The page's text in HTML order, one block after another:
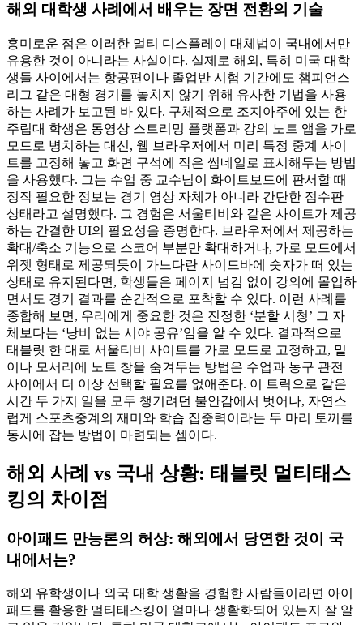
해외 대학생 사례에서 배우는 장면 전환의 기술
흥미로운 점은 이러한 멀티 디스플레이 대체법이 국내에서만
유용한 것이 아니라는 사실이다. 실제로 해외, 특히 미국 대학
생들 사이에서는 항공편이나 졸업반 시험 기간에도 챔피언스
리그 같은 대형 경기를 놓치지 않기 위해 유사한 기법을 사용
하는 사례가 보고된 바 있다. 구체적으로 조지아주에 있는 한
주립대 학생은 동영상 스트리밍 플랫폼과 강의 노트 앱을 가로
모드로 병치하는 대신, 웹 브라우저에서 미리 특정 중계 사이
트를 고정해 놓고 화면 구석에 작은 썸네일로 표시해두는 방법
을 사용했다. 그는 수업 중 교수님이 화이트보드에 판서할 때
정작 필요한 정보는 경기 영상 자체가 아니라 간단한 점수판
상태라고 설명했다. 그 경험은 서울티비와 같은 사이트가 제공
하는 간결한 UI의 필요성을 증명한다. 브라우저에서 제공하는
확대/축소 기능으로 스코어 부분만 확대하거나, 가로 모드에서
위젯 형태로 제공되듯이 가느다란 사이드바에 숫자가 떠 있는
상태로 유지된다면, 학생들은 페이지 넘김 없이 강의에 몰입하
면서도 경기 결과를 순간적으로 포착할 수 있다. 이런 사례를
종합해 보면, 우리에게 중요한 것은 진정한 ‘분할 시청’ 그 자
체보다는 ‘낭비 없는 시야 공유’임을 알 수 있다. 결과적으로
태블릿 한 대로 서울티비 사이트를 가로 모드로 고정하고, 밑
이나 모서리에 노트 창을 숨겨두는 방법은 수업과 농구 관전
사이에서 더 이상 선택할 필요를 없애준다. 이 트릭으로 같은
시간 두 가지 일을 모두 챙기려던 불안감에서 벗어나, 자연스
럽게 스포츠중계의 재미와 학습 집중력이라는 두 마리 토끼를
동시에 잡는 방법이 마련되는 셈이다.
해외 사례 vs 국내 상황: 태블릿 멀티태스
킹의 차이점
아이패드 만능론의 허상: 해외에서 당연한 것이 국
내에서는?
해외 유학생이나 외국 대학 생활을 경험한 사람들이라면 아이
패드를 활용한 멀티태스킹이 얼마나 생활화되어 있는지 잘 알